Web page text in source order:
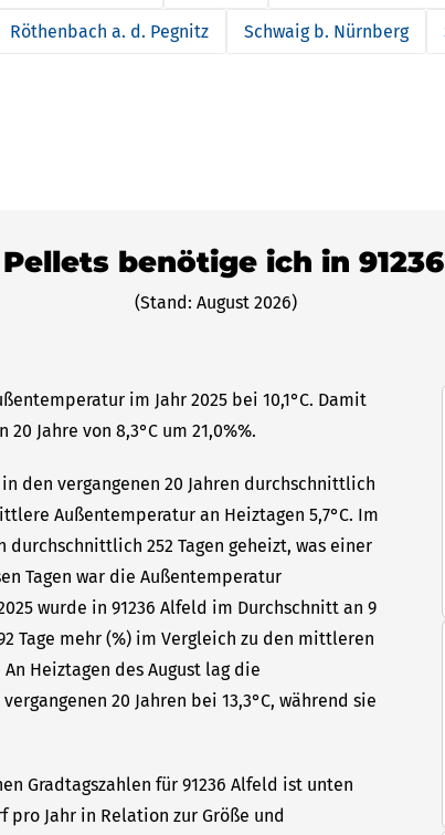
Röthenbach a. d. Pegnitz Schwaig b. Nürnberg
benötige ich in
(Stand: August 2026)
im Jahr 2025 bei 10,1°C. Damit
Jahre von 8,3°C um 21,0%%.
den vergangenen 20 Jahren durchschnittlich
Außentemperatur an Heiztagen 5,7°C. Im
durchschnittlich 252 Tagen geheizt, was einer
Tagen war die Außentemperatur
wurde in 91236 Alfeld im Durchschnitt an 9
Tage mehr (%) im Vergleich zu den mittleren
Heiztagen des August lag die
20 Jahren bei 13,3°C, während sie
Gradtagszahlen für 91236 Alfeld ist unten
Jahr in Relation zur Größe und